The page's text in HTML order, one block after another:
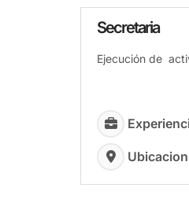
Secretaria
Ejecución de
Ubicacion